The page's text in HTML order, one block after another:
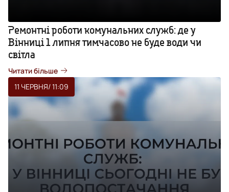
Ремонтні роботи комунальних служб: де у
Вінниці 1 липня тимчасово не буде води чи
світла
Читати більше
11 ЧЕРВНЯ/ 11:09